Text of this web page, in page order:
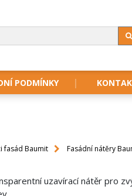
PODMÍNKY
fasád Baumit Fasádní nátěry
uzavírací nátěr pro